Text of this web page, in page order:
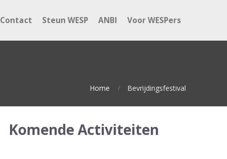
Contact Steun WESP ANBI Voor WESPers
Home Bevrijdingsfestival
Komende Activiteiten